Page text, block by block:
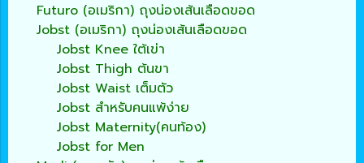
Futuro (อเมริกา) ถุงน่องเส้นเลือดขอด
Jobst (อเมริกา) ถุงน่องเส้นเลือดขอด
Jobst Knee ใต้เข่า
Jobst Thigh ต้นขา
Jobst Waist เต็มตัว
Jobst สำหรับคนแพ้ง่าย
Jobst Maternity(คนท้อง)
Jobst for Men